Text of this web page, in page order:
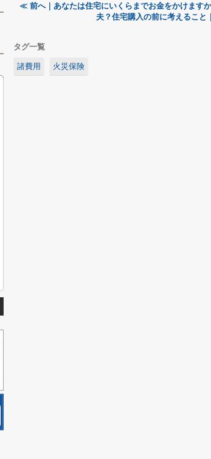
≪ 前へ｜あなたは住宅にいくらまでお金をかけます
夫？住宅購入の前に考えるこ
タグ一覧
諸費用 火災保険